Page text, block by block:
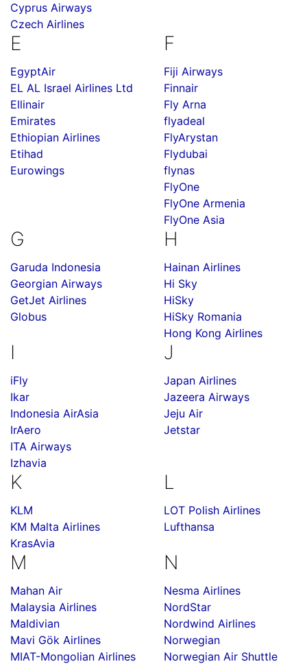
Cyprus Airways
Czech Airlines
E
EgyptAir
EL AL Israel Airlines Ltd
Ellinair
Emirates
Ethiopian Airlines
Etihad
Eurowings
F
Fiji Airways
Finnair
Fly Arna
flyadeal
FlyArystan
Flydubai
flynas
FlyOne
FlyOne Armenia
FlyOne Asia
G
Garuda Indonesia
Georgian Airways
GetJet Airlines
Globus
H
Hainan Airlines
Hi Sky
HiSky
HiSky Romania
Hong Kong Airlines
I
iFly
Ikar
Indonesia AirAsia
IrAero
ITA Airways
Izhavia
J
Japan Airlines
Jazeera Airways
Jeju Air
Jetstar
K
KLM
KM Malta Airlines
KrasAvia
L
LOT Polish Airlines
Lufthansa
M
Mahan Air
Malaysia Airlines
Maldivian
Mavi Gök Airlines
MIAT-Mongolian Airlines
N
Nesma Airlines
NordStar
Nordwind Airlines
Norwegian
Norwegian Air Shuttle